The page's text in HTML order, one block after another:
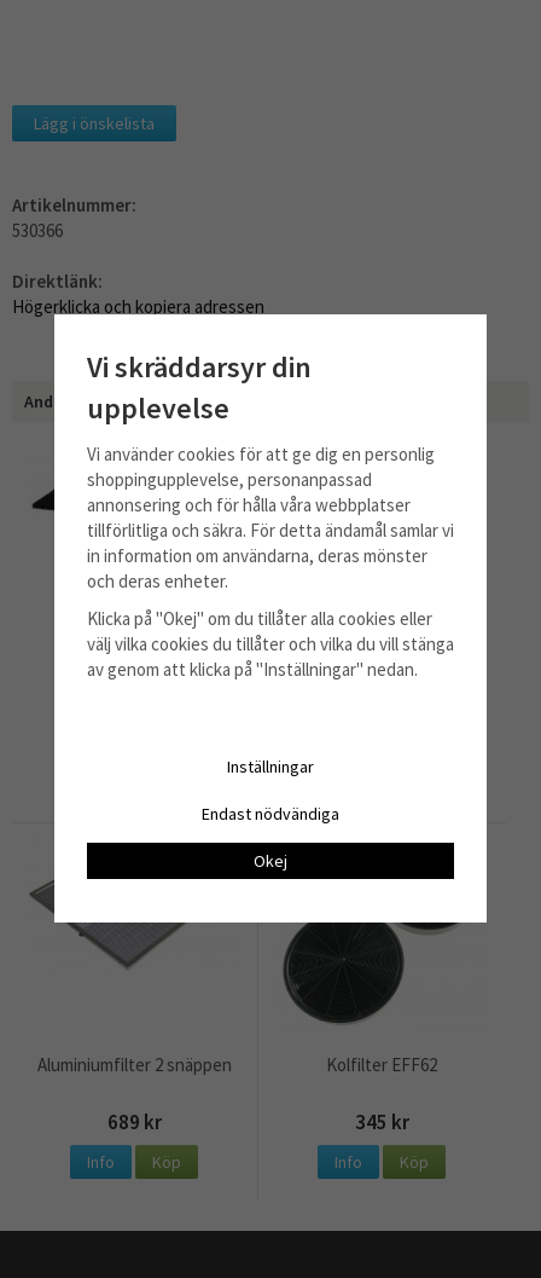
Lägg i önskelista
Artikelnummer:
530366
Direktlänk:
Högerklicka och kopiera adressen
Andra har även köpt
Fettfilter modell 200 Kolfilter Std 2-pack
Aluminiumfilter 2 snäppen
689 kr
Info Köp
Kolfilter EFF62
345 kr
Info Köp
Vi skräddarsyr din
upplevelse
Vi använder cookies för att ge dig en personlig
shoppingupplevelse, personanpassad
annonsering och för hålla våra webbplatser
tillförlitliga och säkra. För detta ändamål samlar vi
in information om användarna, deras mönster
och deras enheter.
Klicka på "Okej" om du tillåter alla cookies eller
välj vilka cookies du tillåter och vilka du vill stänga
av genom att klicka på "Inställningar" nedan.
Inställningar
Endast nödvändiga
Okej